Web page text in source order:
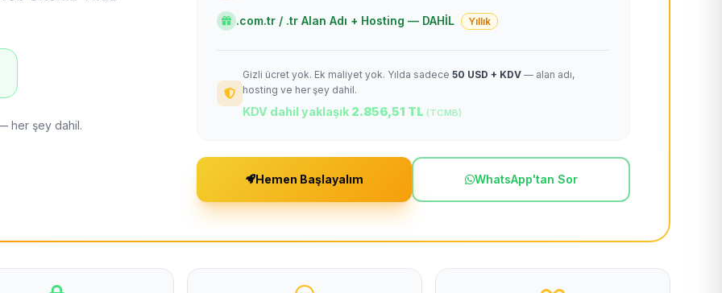
her şey dahil.
.com.tr / .tr Alan Adı + Hosting — DAHİL Yıllık
Gizli ücret yok. Ek maliyet yok. Yılda sadece 50 USD + KDV — alan adı,
hosting ve her şey dahil.
KDV dahil yaklaşık 2.856,51 TL (TCMB)
Hemen Başlayalım WhatsApp'tan Sor